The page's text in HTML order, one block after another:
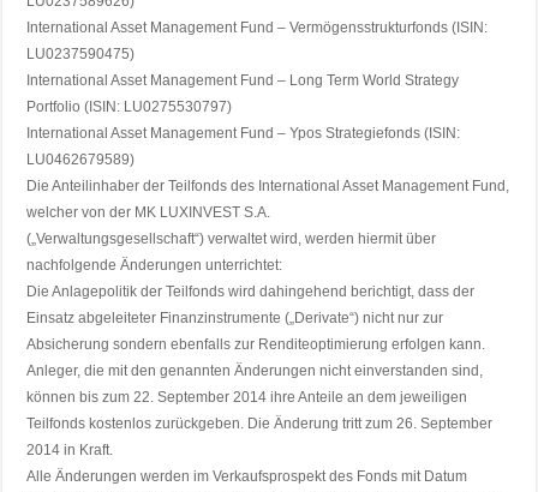
International Asset Management Fund – Vermögensstrukturfonds (ISIN:
LU0237590475)
International Asset Management Fund – Long Term World Strategy
Portfolio (ISIN: LU0275530797)
International Asset Management Fund – Ypos Strategiefonds (ISIN:
LU0462679589)
Die Anteilinhaber der Teilfonds des International Asset Management Fund,
welcher von der MK LUXINVEST S.A.
(„Verwaltungsgesellschaft“) verwaltet wird, werden hiermit über
nachfolgende Änderungen unterrichtet:
Die Anlagepolitik der Teilfonds wird dahingehend berichtigt, dass der
Einsatz abgeleiteter Finanzinstrumente („Derivate“) nicht nur zur
Absicherung sondern ebenfalls zur Renditeoptimierung erfolgen kann.
Anleger, die mit den genannten Änderungen nicht einverstanden sind,
können bis zum 22. September 2014 ihre Anteile an dem jeweiligen
Teilfonds kostenlos zurückgeben. Die Änderung tritt zum 26. September
2014 in Kraft.
Alle Änderungen werden im Verkaufsprospekt des Fonds mit Datum